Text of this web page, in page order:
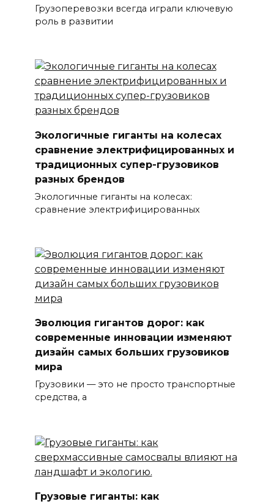
Грузоперевозки всегда играли ключевую
роль в развитии
Экологичные гиганты на колесах
сравнение электрифицированных и
традиционных супер-грузовиков
разных брендов
Экологичные гиганты на колесах:
сравнение электрифицированных
Эволюция гигантов дорог: как
современные инновации изменяют
дизайн самых больших грузовиков
мира
Грузовики — это не просто транспортные
средства, а
Грузовые гиганты: как